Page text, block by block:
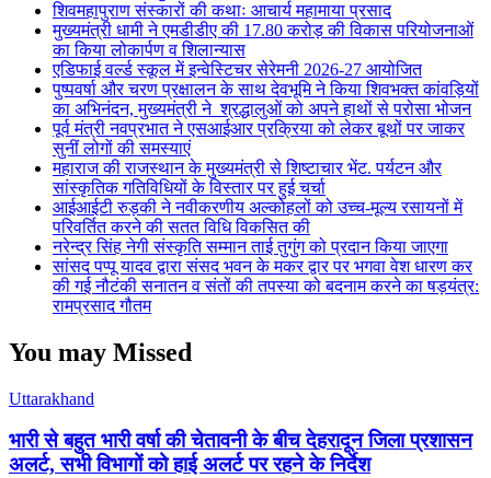
शिवमहापुराण संस्कारों की कथाः आचार्य महामाया प्रसाद
मुख्यमंत्री धामी ने एमडीडीए की 17.80 करोड़ की विकास परियोजनाओं
का किया लोकार्पण व शिलान्यास
एडिफाई वर्ल्ड स्कूल में इन्वेस्टिचर सेरेमनी 2026-27 आयोजित
पुष्पवर्षा और चरण प्रक्षालन के साथ देवभूमि ने किया शिवभक्त कांवड़ियों
का अभिनंदन, मुख्यमंत्री ने श्रद्धालुओं को अपने हाथों से परोसा भोजन
पूर्व मंत्री नवप्रभात ने एसआईआर प्रक्रिया को लेकर बूथों पर जाकर
सुनीं लोगों की समस्याएं
महाराज की राजस्थान के मुख्यमंत्री से शिष्टाचार भेंट. पर्यटन और
सांस्कृतिक गतिविधियों के विस्तार पर हुई चर्चा
आईआईटी रुड़की ने नवीकरणीय अल्कोहलों को उच्च-मूल्य रसायनों में
परिवर्तित करने की सतत विधि विकसित की
नरेन्द्र सिंह नेगी संस्कृति सम्मान ताई तुगुंग को प्रदान किया जाएगा
सांसद पप्पू यादव द्वारा संसद भवन के मकर द्वार पर भगवा वेश धारण कर
की गई नौटंकी सनातन व संतों की तपस्या को बदनाम करने का षड़यंत्र:
रामप्रसाद गौतम
You may Missed
Uttarakhand
भारी से बहुत भारी वर्षा की चेतावनी के बीच देहरादून जिला प्रशासन
अलर्ट, सभी विभागों को हाई अलर्ट पर रहने के निर्देश